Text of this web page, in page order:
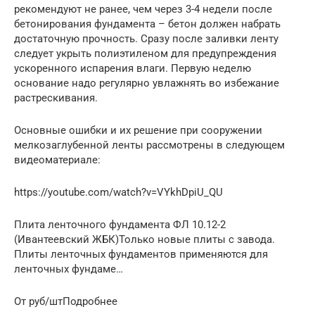
рекомендуют не ранее, чем через 3-4 недели после
бетонирования фундамента – бетон должен набрать
достаточную прочность. Сразу после заливки ленту
следует укрыть полиэтиленом для предупреждения
ускоренного испарения влаги. Первую неделю
основание надо регулярно увлажнять во избежание
растрескивания.
Основные ошибки и их решение при сооружении
мелкозаглубенной ленты рассмотрены в следующем
видеоматериале:
https://youtube.com/watch?v=VYkhDpiU_QU
Плита ленточного фундамента ФЛ 10.12-2
(Ивантеевский ЖБК)Только новые плиты с завода.
Плиты ленточных фундаментов применяются для
ленточных фундаме…
От руб/штПодробнее